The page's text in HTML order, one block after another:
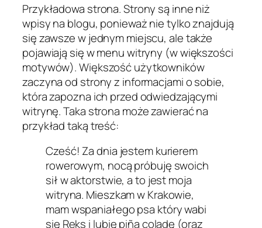
Przykładowa strona. Strony są inne niż
wpisy na blogu, ponieważ nie tylko znajdują
się zawsze w jednym miejscu, ale także
pojawiają się w menu witryny (w większości
motywów). Większość użytkowników
zaczyna od strony z informacjami o sobie,
która zapozna ich przed odwiedzającymi
witrynę. Taka strona może zawierać na
przykład taką treść:
Cześć! Za dnia jestem kurierem
rowerowym, nocą próbuję swoich
sił w aktorstwie, a to jest moja
witryna. Mieszkam w Krakowie,
mam wspaniałego psa który wabi
się Reks i lubię piña coladę (oraz